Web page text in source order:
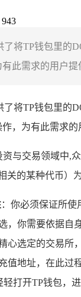
了将TP钱包里
此需求的用户
了将TP钱包里的
，为有此需求
与交易领域中,
关的某种代币）
：你必须保证所
，你需要依据自
心选定的交易所
值地址，在此过
轻打开TP钱包，